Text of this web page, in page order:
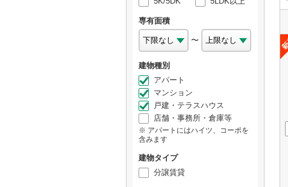
専有面積
〜
建物種別
アパート
マンション
戸建・テラスハウス
店舗・事務所・倉庫等
アパートにはハイツ、コーポを
含みます
建物タイプ
分譲賃貸